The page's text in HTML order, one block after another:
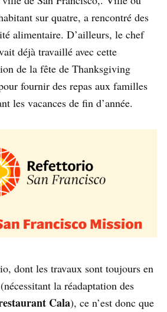
sur quatre, a rencontré des
alimentaire. D’ailleurs, le chef
déjà travaillé avec cette
de la fête de Thanksgiving
fournir des repas aux familles
les vacances de fin d’année.
dont les travaux sont toujours en
la réadaptation des
Cala), ce n’est donc que